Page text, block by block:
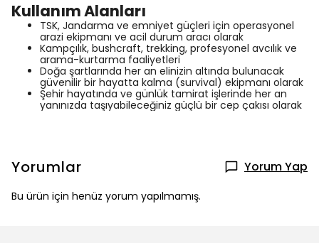
Kullanım Alanları
TSK, Jandarma ve emniyet güçleri için operasyonel
arazi ekipmanı ve acil durum aracı olarak
Kampçılık, bushcraft, trekking, profesyonel avcılık ve
arama-kurtarma faaliyetleri
Doğa şartlarında her an elinizin altında bulunacak
güvenilir bir hayatta kalma (survival) ekipmanı olarak
Şehir hayatında ve günlük tamirat işlerinde her an
yanınızda taşıyabileceğiniz güçlü bir cep çakısı olarak
Yorumlar Yorum Yap
Bu ürün için henüz yorum yapılmamış.